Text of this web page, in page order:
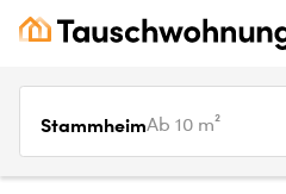
StammheimAb 10 m²